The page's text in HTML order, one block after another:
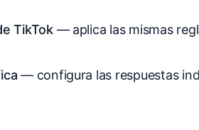
TikTok— aplica las mismas
— configura las respuestas